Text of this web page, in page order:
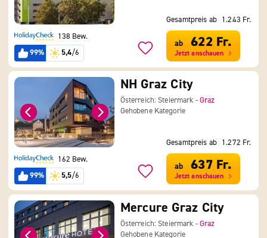
138 Bew.
99%
5,4/6
Gesamtpreis ab 1.243 Fr.
ab 622 Fr.
Jetzt anschauen
NH Graz City
Österreich: Steiermark -Graz
Gehobene Kategorie
162 Bew.
99%
5,5/6
Gesamtpreis ab 1.272 Fr.
ab 637 Fr.
Jetzt anschauen
Mercure Graz City
Österreich: Steiermark -Graz
Gehobene Kategorie